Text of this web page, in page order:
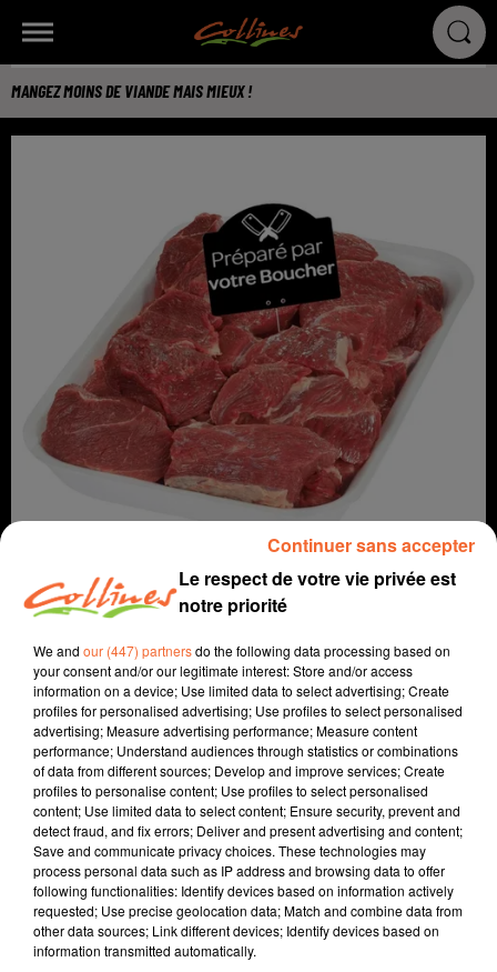
MANGEZ MOINS DE VIANDE MAIS MIEUX !
agriculture
29 février 2024 - 6 min 16 sec
MANGEZ MOINS DE VIANDE MAIS MIEUX !
Jacqueline Pinon
A travers champs
Avec Ludo et Jacqueline, COLLINES porte un regard
différent sur l'agriculture chaque semaine le jeudi à
Le respect de votre vie privée est
notre priorité
We and our (447) partnersdo the following data processing based on
your consent and/or our legitimate interest: Store and/or access
information on a device; Use limited data to select advertising; Create
profiles for personalised advertising; Use profiles to select personalised
advertising; Measure advertising performance; Measure content
performance; Understand audiences through statistics or combinations
of data from different sources; Develop and improve services; Create
profiles to personalise content; Use profiles to select personalised
content; Use limited data to select content; Ensure security, prevent and
detect fraud, and fix errors; Deliver and present advertising and content;
Save and communicate privacy choices. These technologies may
process personal data such as IP address and browsing data to offer
following functionalities: Identify devices based on information actively
requested; Use precise geolocation data; Match and combine data from
other data sources; Link different devices; Identify devices based on
information transmitted automatically.
Continuer sans accepter